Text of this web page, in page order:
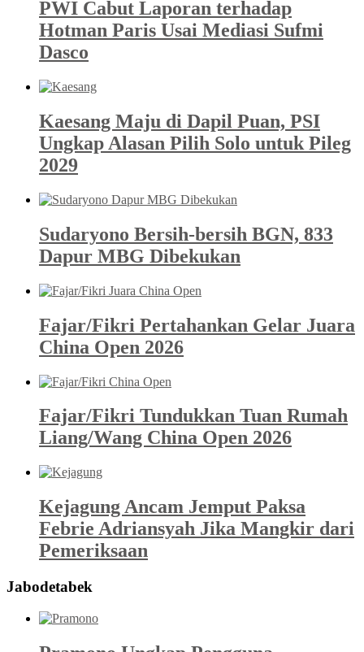
PWI Cabut Laporan terhadap
Hotman Paris Usai Mediasi Sufmi
Dasco
Kaesang Maju di Dapil Puan, PSI
Ungkap Alasan Pilih Solo untuk Pileg
2029
Sudaryono Bersih-bersih BGN, 833
Dapur MBG Dibekukan
Fajar/Fikri Pertahankan Gelar Juara
China Open 2026
Fajar/Fikri Tundukkan Tuan Rumah
Liang/Wang China Open 2026
Kejagung Ancam Jemput Paksa
Febrie Adriansyah Jika Mangkir dari
Pemeriksaan
Jabodetabek